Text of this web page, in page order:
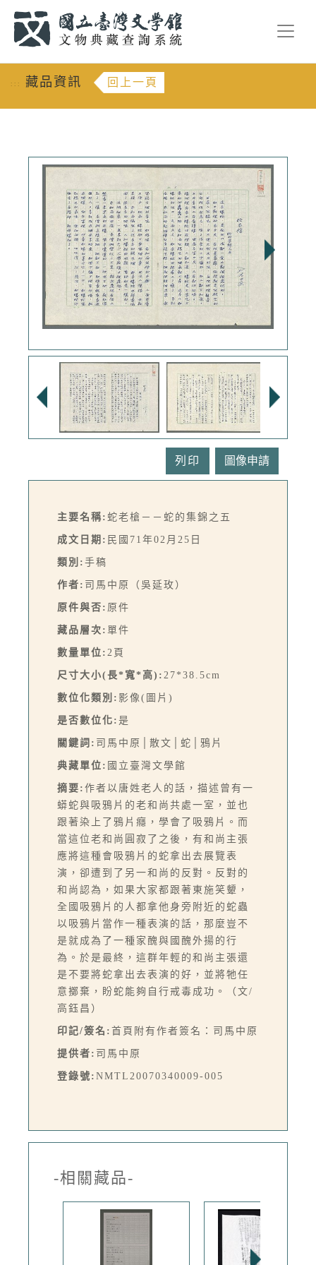
::: 藏品資訊 回上一頁
列印
主要名稱: 蛇老槍－－蛇的集錦之五
成文日期: 民國71年02月25日
類別: 手稿
作者: 司馬中原（吳延玫）
原件與否: 原件
藏品層次: 單件
數量單位: 2頁
尺寸大小(長*寬*高): 27*38.5cm
數位化類別: 影像(圖片)
是否數位化: 是
關鍵詞: 司馬中原│散文│蛇│鴉片
典藏單位: 國立臺灣文學館
摘要: 作者以唐姓老人的話，描述曾有一
蟒蛇與吸鴉片的老和尚共處一室，並也
跟著染上了鴉片癮，學會了吸鴉片。而
當這位老和尚圓寂了之後，有和尚主張
應將這種會吸鴉片的蛇拿出去展覽表
演，卻遭到了另一和尚的反對。反對的
和尚認為，如果大家都跟著東施笑顰，
全國吸鴉片的人都拿他身旁附近的蛇蟲
以吸鴉片當作一種表演的話，那麼豈不
是就成為了一種家醜與國醜外揚的行
為。於是最終，這群年輕的和尚主張還
是不要將蛇拿出去表演的好，並將牠任
意擲棄，盼蛇能夠自行戒毒成功。（文/
高鈺昌）
印記/簽名: 首頁附有作者簽名：司馬中原
提供者: 司馬中原
登錄號: NMTL20070340009-005
-相關藏品-